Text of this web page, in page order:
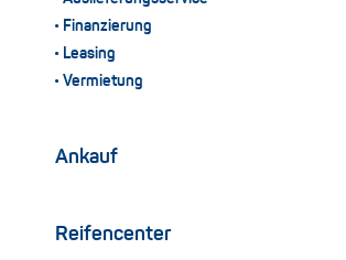
Finanzierung
Leasing
Vermietung
Ankauf
Reifencenter